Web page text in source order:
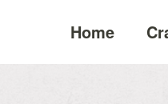
Home